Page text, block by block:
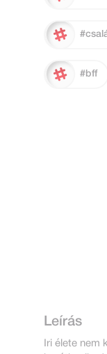
#bff
Leírás
Iri élete